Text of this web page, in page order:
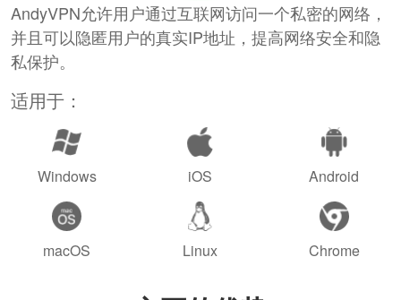
AndyVPN允许用户通过互联网访问一个私密的网络，
并且可以隐匿用户的真实IP地址，提高网络安全和隐
私保护。
适用于：
Windows iOS Android
macOS Linux Chrome